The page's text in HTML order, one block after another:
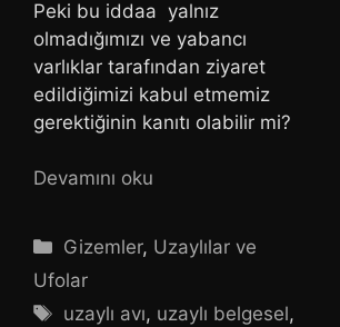
Peki bu iddaa yalnız
olmadığımızı ve yabancı
varlıklar tarafından ziyaret
edildiğimizi kabul etmemiz
gerektiğinin kanıtı olabilir mi?
Devamını oku
Kategoriler
Gizemler, Uzaylılar ve
Ufolar
Etiketler
uzaylı avı, uzaylı belgesel,